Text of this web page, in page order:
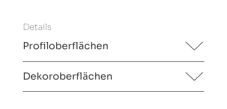
Details
Profiloberflächen
Dekoroberflächen